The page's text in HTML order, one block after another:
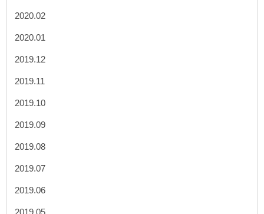
2020.02
2020.01
2019.12
2019.11
2019.10
2019.09
2019.08
2019.07
2019.06